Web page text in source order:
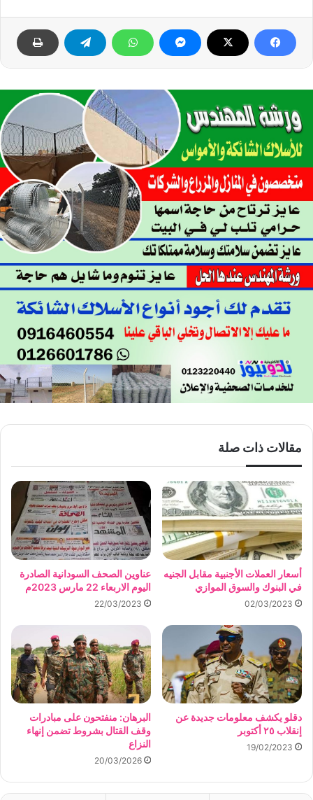
مقالات ذات صلة
أسعار العملات الأجنبية مقابل الجنيه
في البنوك والسوق الموازي
02/03/2023
عناوين الصحف السودانية الصادرة
اليوم الاربعاء 22 مارس 2023م
22/03/2023
دقلو يكشف معلومات جديدة عن
إنقلاب ٢٥ أكتوبر
19/02/2023
البرهان: منفتحون على مبادرات
وقف القتال بشروط تضمن إنهاء
النزاع
20/03/2026